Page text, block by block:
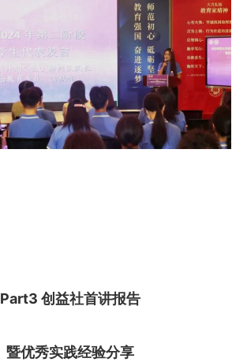
Part3 创益社首讲报告
暨优秀实践经验分享